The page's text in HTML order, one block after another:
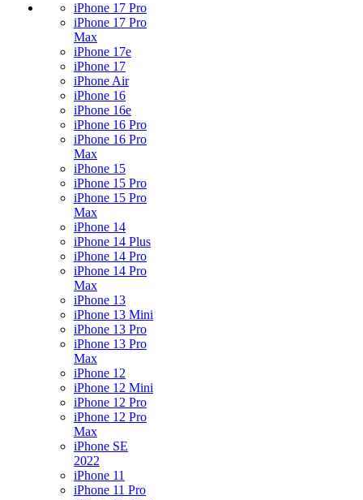
iPhone 17 Pro
iPhone 17 Pro
Max
iPhone 17e
iPhone 17
iPhone Air
iPhone 16
iPhone 16e
iPhone 16 Pro
iPhone 16 Pro
Max
iPhone 15
iPhone 15 Pro
iPhone 15 Pro
Max
iPhone 14
iPhone 14 Plus
iPhone 14 Pro
iPhone 14 Pro
Max
iPhone 13
iPhone 13 Mini
iPhone 13 Pro
iPhone 13 Pro
Max
iPhone 12
iPhone 12 Mini
iPhone 12 Pro
iPhone 12 Pro
Max
iPhone SE
2022
iPhone 11
iPhone 11 Pro